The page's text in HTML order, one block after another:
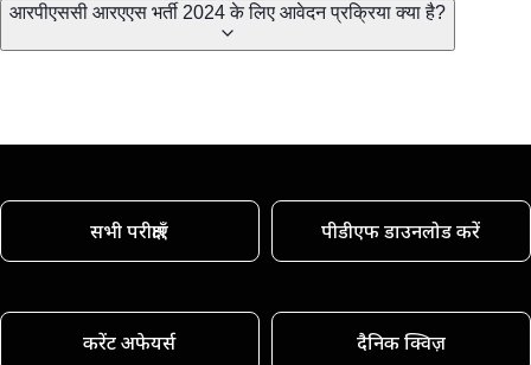
आरपीएससी आरएएस भर्ती 2024 के लिए आवेदन प्रक्रिया क्या है?
सभी परीक्षाएँ पीडीएफ डाउनलोड करें
करेंट अफेयर्स दैनिक क्विज़